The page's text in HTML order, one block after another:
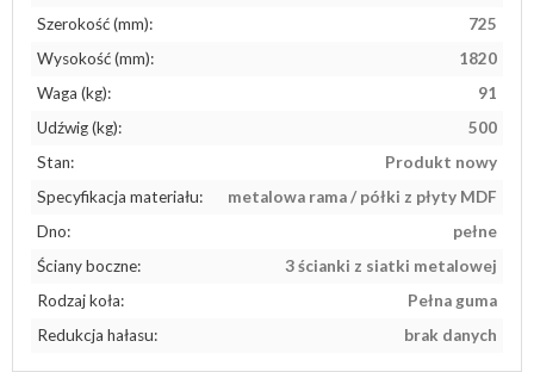
Szerokość (mm):
725
Wysokość (mm):
1820
Waga (kg):
91
Udźwig (kg):
500
Stan:
Produkt nowy
Specyfikacja materiału:
metalowa rama / półki z płyty MDF
Dno:
pełne
Ściany boczne:
3 ścianki z siatki metalowej
Rodzaj koła:
Pełna guma
Redukcja hałasu:
brak danych